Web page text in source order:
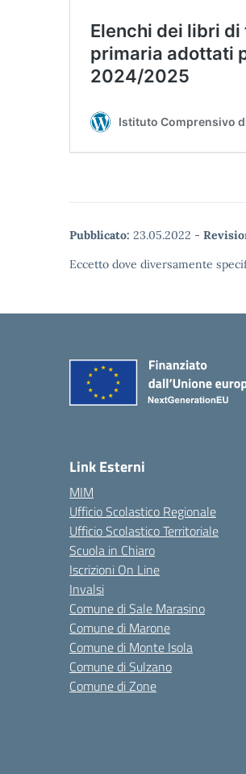
Pubblicato: 23.05.2022 -
Eccetto dove diversamente
Link Esterni
MIM
Ufficio Scolastico Regionale
Ufficio Scolastico Territoriale
Scuola in Chiaro
Iscrizioni On Line
Invalsi
Comune di Sale Marasino
Comune di Marone
Comune di Monte Isola
Comune di Sulzano
Comune di Zone